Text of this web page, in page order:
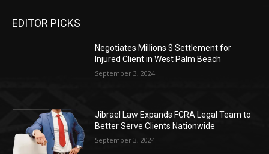
EDITOR PICKS
Negotiates Millions $ Settlement for
Injured Client in West Palm Beach
September 3, 2024
Jibrael Law Expands FCRA Legal Team to
Better Serve Clients Nationwide
September 3, 2024